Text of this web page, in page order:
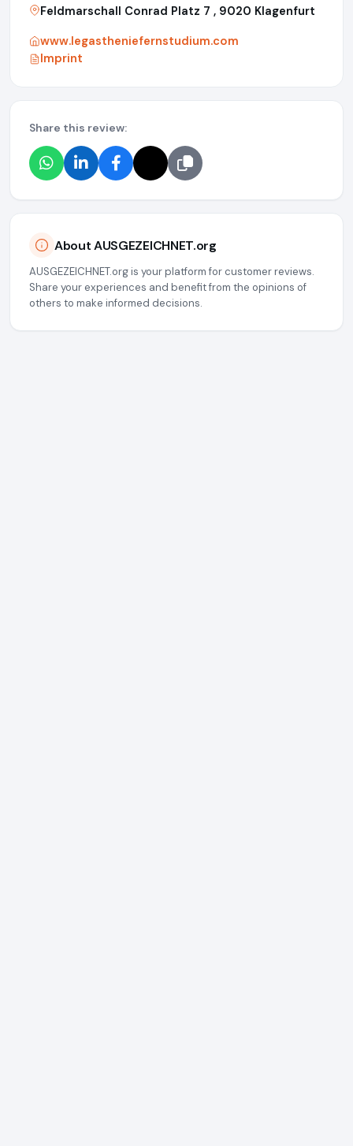
Feldmarschall Conrad Platz 7 , 9020 Klagenfurt
www.legastheniefernstudium.com
Imprint
Share this review:
About AUSGEZEICHNET.org
AUSGEZEICHNET.org is your platform for customer reviews.
Share your experiences and benefit from the opinions of
others to make informed decisions.